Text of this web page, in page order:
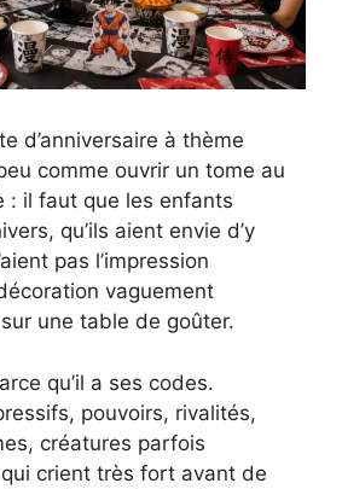
d’anniversaire à thème
comme ouvrir un tome au
: il faut que les enfants
qu’ils aient envie d’y
pas l’impression
vaguement
une table de goûter.
qu’il a ses codes.
pouvoirs, rivalités,
créatures parfois
crient très fort avant de